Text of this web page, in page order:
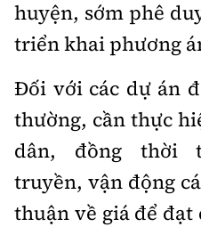
huyện, sớm phê
triển khai phương
Đối với các dự án
thường, cần thực
dân, đồng thời
truyền, vận động
thuận về giá để